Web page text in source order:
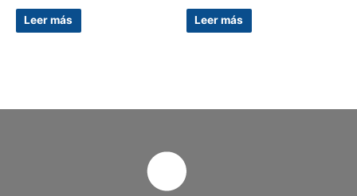
Leer más Leer más